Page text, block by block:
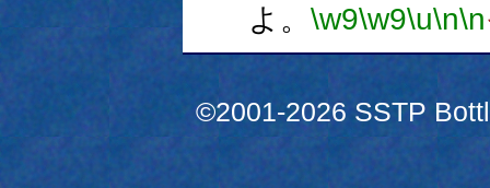
よ。 \w9\w9\u\n\n
©2001-2026 SSTP